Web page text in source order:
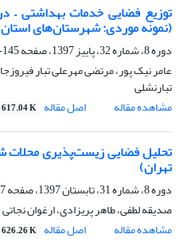
توزیع فضایی خدمات بهداشتی –
(نمونه موردی: شهرستان‌های استان
دوره 8، شماره 32، پاییز 1397، صفحه
145-158
عامر نیک پور، مرتضی مهرعلی تبار
تبارنشلی
مشاهده مقاله
اصل مقاله 617.04 K
تهران)
دوره 8، شماره 31، تابستان 1397، صفحه
7-22
صدیقه لطفی، طاهر پریزادی، ارغوان نجاتی
مشاهده مقاله
اصل مقاله 626.26 K